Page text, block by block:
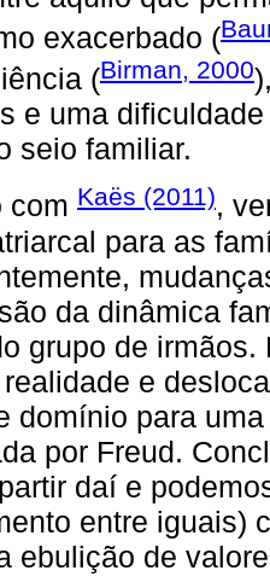
exacerbado (
(Birman, 2000
e uma
seio familiar.
com Kaës (2011),
para as
da dinâmica
grupo de
e
domínio para
por Freud.
daí e
entre iguais)
ebulição de